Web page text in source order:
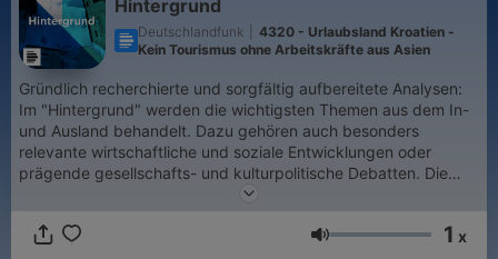
Hintergrund
Deutschlandfunk
4320 - Urlaubsland Kroatien -
Kein Tourismus ohne Arbeitskräfte aus Asien
Gründlich recherchierte und sorgfältig aufbereitete Analysen:
Im "Hintergrund" werden die wichtigsten Themen aus dem In-
und Ausland behandelt. Dazu gehören auch besonders
relevante wirtschaftliche und soziale Entwicklungen oder
prägende gesellschafts- und kulturpolitische Debatten. Die
Sendung vermittelt Vorgeschichte und Zusammenhänge, liefert
immer komplexeren Welt.
Głośność 1 x